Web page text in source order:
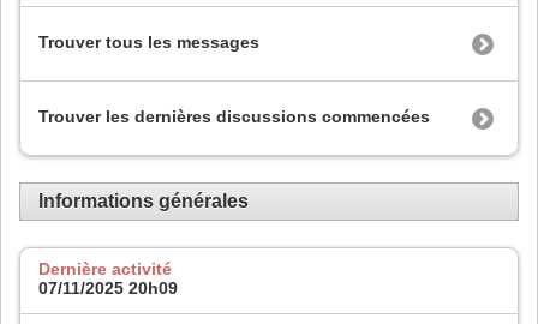
Trouver tous les messages
Trouver les dernières discussions commencées
Informations générales
Dernière activité
07/11/2025 20h09